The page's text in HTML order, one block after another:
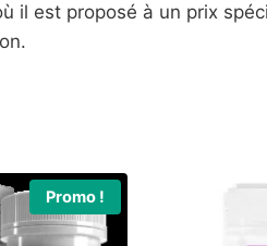
il est proposé à un prix
Promo !